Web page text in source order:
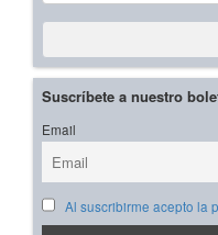
Suscríbete a nuestro
Email
Al suscribirme acepto la